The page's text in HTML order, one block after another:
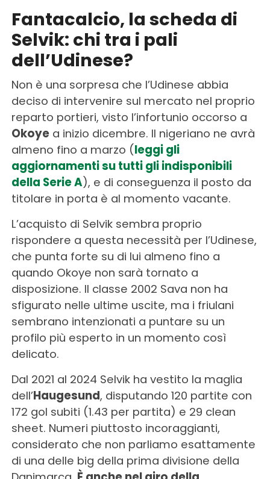
Fantacalcio, la scheda di
Selvik: chi tra i pali
dell’Udinese?
Non è una sorpresa che l’Udinese abbia
deciso di intervenire sul mercato nel proprio
reparto portieri, visto l’infortunio occorso a
Okoyea inizio dicembre. Il nigeriano ne avrà
almeno fino a marzo (leggi gli
aggiornamenti su tutti gli indisponibili
della Serie A), e di conseguenza il posto da
titolare in porta è al momento vacante.
L’acquisto di Selvik sembra proprio
rispondere a questa necessità per l’Udinese,
che punta forte su di lui almeno fino a
quando Okoye non sarà tornato a
disposizione. Il classe 2002 Sava non ha
sfigurato nelle ultime uscite, ma i friulani
sembrano intenzionati a puntare su un
profilo più esperto in un momento così
delicato.
Dal 2021 al 2024 Selvik ha vestito la maglia
dell’Haugesund, disputando 120 partite con
172 gol subiti (1.43 per partita) e 29 clean
sheet. Numeri piuttosto incoraggianti,
considerato che non parliamo esattamente
di una delle big della prima divisione della